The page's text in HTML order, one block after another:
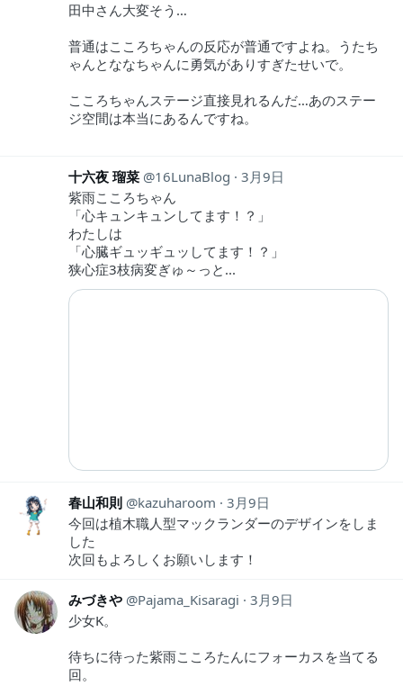
田中さん大変そう…
普通はこころちゃんの反応が普通ですよね。うたち
ゃんとななちゃんに勇気がありすぎたせいで。
こころちゃんステージ直接見れるんだ…あのステー
ジ空間は本当にあるんですね。
十六夜 瑠菜 16LunaBlog
3月9日
紫雨こころちゃん
「心キュンキュンしてます！？」
わたしは
「心臓ギュッギュッしてます！？」
狭心症3枝病変ぎゅ～っと...
春山和則 kazuharoom
3月9日
今回は植木職人型マックランダーのデザインをしま
した
次回もよろしくお願いします！
みづきや Pajama_Kisaragi
3月9日
少女K。
待ちに待った紫雨こころたんにフォーカスを当てる
回。